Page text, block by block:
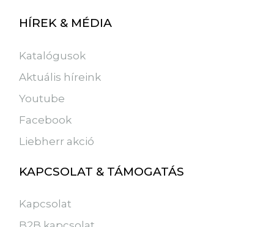
HÍREK & MÉDIA
Katalógusok
Aktuális híreink
Youtube
Facebook
Liebherr akció
KAPCSOLAT & TÁMOGATÁS
Kapcsolat